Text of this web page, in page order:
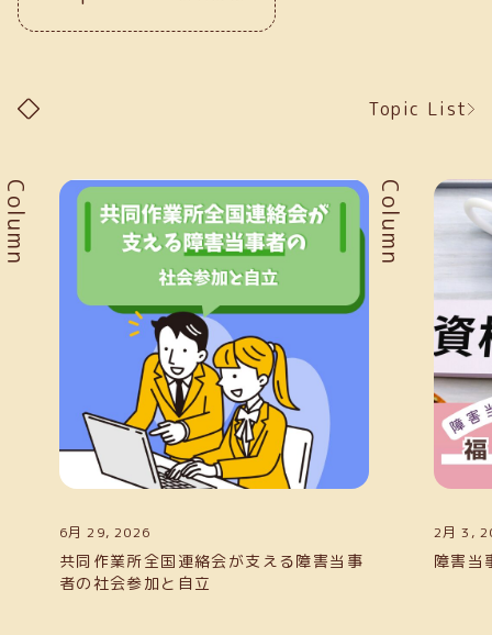
Topic List
Column
新着情報
Column
2月 3, 2026
障害当事者も挑戦できる！福祉関連資格
6月 29,
共同作